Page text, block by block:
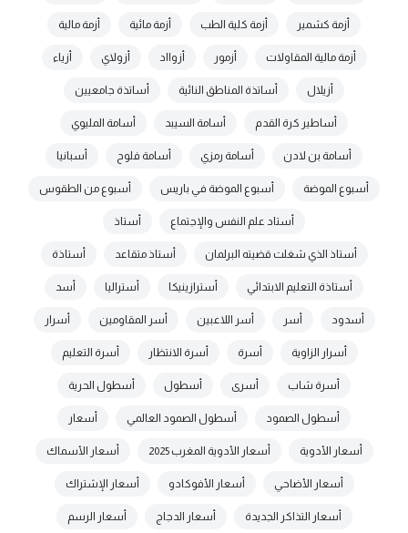
أزمة كشمير أزمة كلية الطب أزمة مائية أزمة مالية
أزمة مالية المقاولات أزمور أزوااد أزولاي أزياء
أزيلال أساتذة المناطق النائية أساتذة جامعيين
أساطير كرة القدم أسامة السيبد أسامة المليوي
أسامة بن لادن أسامة رمزي أسامة فلوح أسبانيا
أسبوع الموضة أسبوع الموضة في باريس أسبوع من الطقوس
أستاد علم النفس والإجتماع أستاذ
أستاذ الذي شغلت قضيته البرلمان أستاذ متقاعد أستاذة
أستاذة التعليم الابتدائي أسترازينيكا أستراليا أسد
أسدود أسر أسر اللاعبين أسر المقاومين أسرار
أسرار الزاوية أسرة أسرة الانتظار أسرة التعليم
أسرة شاب أسرى أسطول أسطول الحرية
أسطول الصمود أسطول الصمود العالمي أسعار
أسعار الأدوية أسعار الأدوية المغرب 2025 أسعار الأسماك
أسعار الأضاحي أسعار الأفوكادو أسعار الإشتراك
أسعار التذاكر الجديدة أسعار الدجاج أسعار الرسم